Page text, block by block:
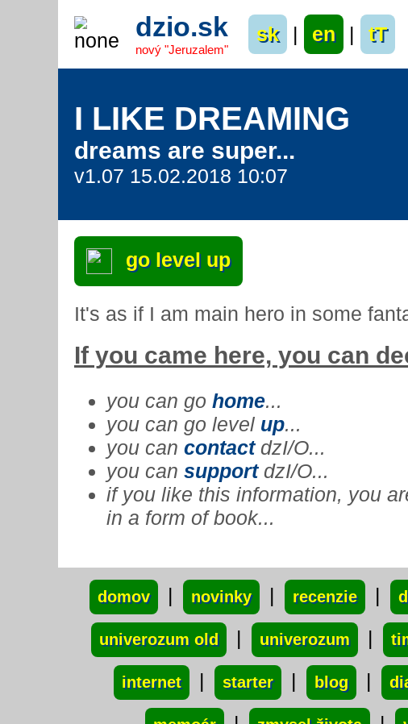
dzio.sk
nový "Jeruzalem"
sk | en | tT
I LIKE DREAMING
dreams are super...
v1.07 15.02.2018 10:07
go level up
It's as if I am main hero in some
If you came here, you can
you can go home...
you can go level up...
you can contactdzI/O...
you can supportdzI/O...
if you like this information, you
in a form of book...
domov | novinky | recenzie |
univerozum old | univerozum |
internet | starter | blog |